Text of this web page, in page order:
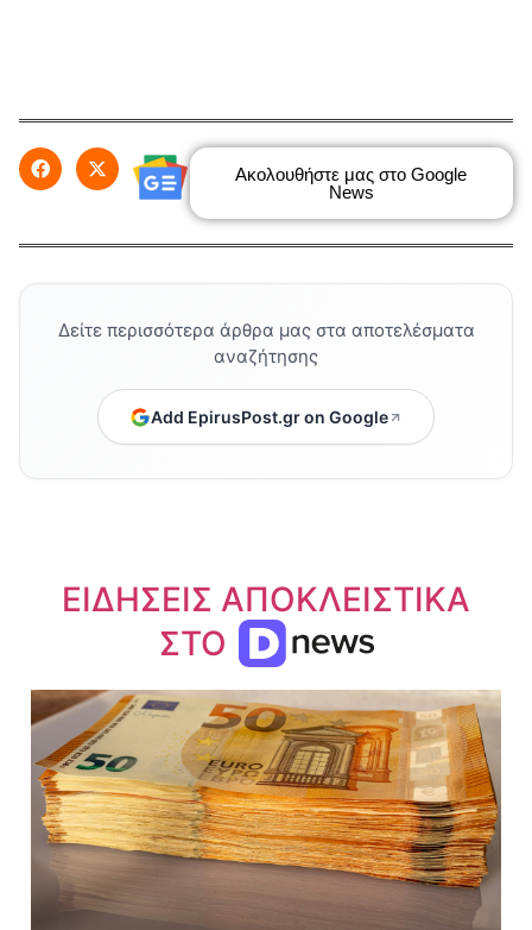
Ακολουθήστε μας στο Google
News
Δείτε περισσότερα άρθρα μας στα αποτελέσματα
αναζήτησης
Add EpirusPost.gr on Google
ΕΙΔΗΣΕΙΣ ΑΠΟΚΛΕΙΣΤΙΚΑ
ΣΤΟ